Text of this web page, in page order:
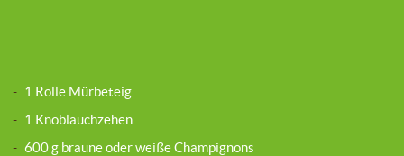
- 1 Rolle Mürbeteig
- 1 Knoblauchzehen
- 600 g braune oder weiße Champignons